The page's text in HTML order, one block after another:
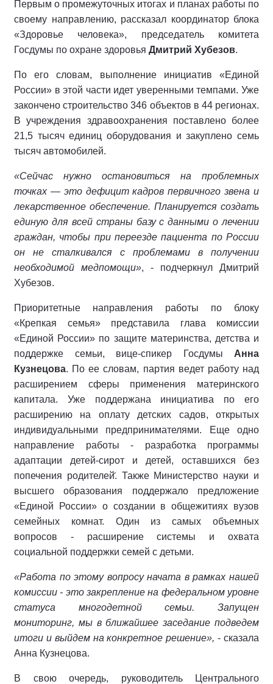
Первым о промежуточных итогах и планах работы по
своему направлению, рассказал координатор блока
«Здоровье человека», председатель комитета
Госдумы по охране здоровья Дмитрий Хубезов.
По его словам, выполнение инициатив «Единой
России» в этой части идет уверенными темпами. Уже
закончено строительство 346 объектов в 44 регионах.
В учреждения здравоохранения поставлено более
21,5 тысяч единиц оборудования и закуплено семь
тысяч автомобилей.
«Сейчас нужно остановиться на проблемных
точках — это дефицит кадров первичного звена и
лекарственное обеспечение. Планируется создать
единую для всей страны базу с данными о лечении
граждан, чтобы при переезде пациента по России
он не сталкивался с проблемами в получении
необходимой медпомощи», - подчеркнул Дмитрий
Хубезов.
Приоритетные направления работы по блоку
«Крепкая семья» представила глава комиссии
«Единой России» по защите материнства, детства и
поддержке семьи, вице-спикер Госдумы Анна
Кузнецова. По ее словам, партия ведет работу над
расширением сферы применения материнского
капитала. Уже поддержана инициатива по его
расширению на оплату детских садов, открытых
индивидуальными предпринимателями. Еще одно
направление работы - разработка программы
адаптации детей-сирот и детей, оставшихся без
попечения родителей̆. Также Министерство науки и
высшего образования поддержало предложение
«Единой России» о создании в общежитиях вузов
семейных комнат. Один из самых объемных
вопросов - расширение системы и охвата
социальной поддержки семей с детьми.
«Работа по этому вопросу начата в рамках нашей
комиссии - это закрепление на федеральном уровне
статуса многодетной семьи. Запущен
мониторинг, мы в ближайшее заседание подведем
итоги и выйдем на конкретное решение», - сказала
Анна Кузнецова.
В свою очередь, руководитель Центрального